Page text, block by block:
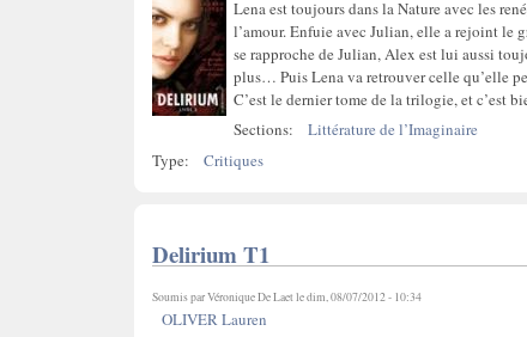
Lena est toujours dans la Nature avec les
l’amour. Enfuie avec Julian, elle a rejoint le
se rapproche de Julian, Alex est lui aussi
plus… Puis Lena va retrouver celle qu’elle
C’est le dernier tome de la trilogie, et c’est
Sections:
Littérature de l’Imaginaire
Type:
Critiques
Delirium T1
Soumis parVéronique De Laet le dim, 08/07/2012 - 10:34
OLIVER Lauren